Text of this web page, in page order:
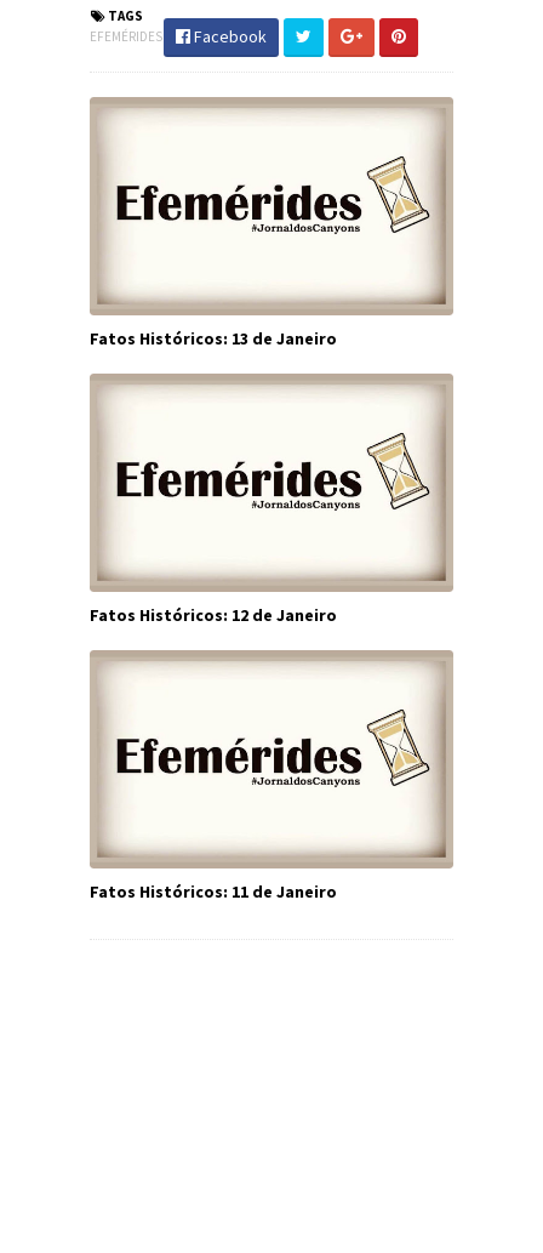
TAGS
EFEMÉRIDES
Facebook
Fatos Históricos: 13 de Janeiro
Fatos Históricos: 12 de Janeiro
Fatos Históricos: 11 de Janeiro